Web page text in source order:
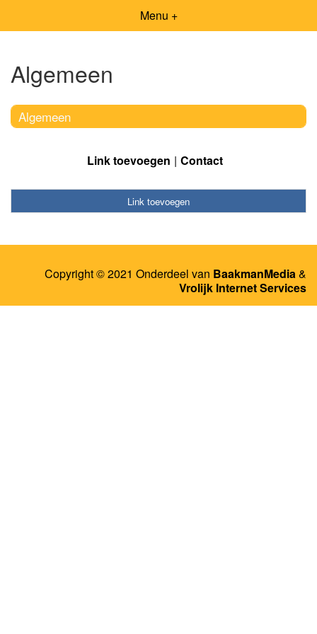
Menu +
Algemeen
Algemeen
Link toevoegen Contact
Link toevoegen
Copyright © 2021 Onderdeel van BaakmanMedia&
Vrolijk Internet Services